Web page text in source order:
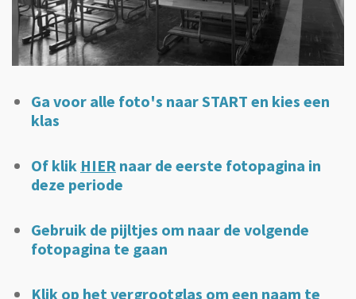
Ga voor alle foto's naar START en kies een
klas
Of klik HIER naar de eerste fotopagina in
deze periode
Gebruik de pijltjes om naar de volgende
fotopagina te gaan
Klik op het vergrootglas om een naam te